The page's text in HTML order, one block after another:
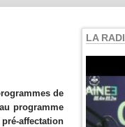
de
programme
affectation
LA